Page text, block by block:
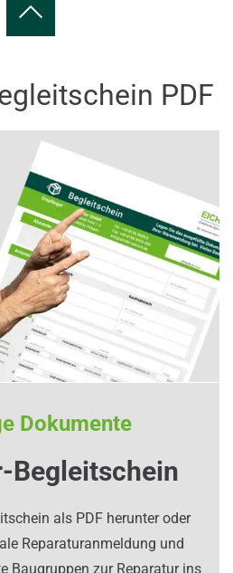
PDF
Dokumente
Begleitschein
als PDF herunter oder
Reparaturanmeldung und
Baugruppen zur Reparatur ins